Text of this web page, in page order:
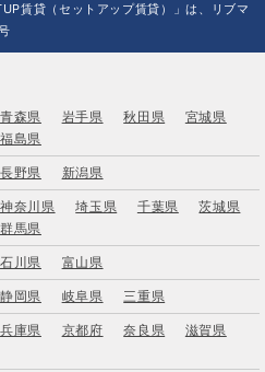
賃貸（セットアップ賃貸）」は、リブマ
青森県 岩手県 秋田県
宮城県
福島県
長野県 新潟県
神奈川県 埼玉県 千葉県
茨城県
群馬県
石川県 富山県
静岡県 岐阜県 三重県
兵庫県 京都府 奈良県
滋賀県